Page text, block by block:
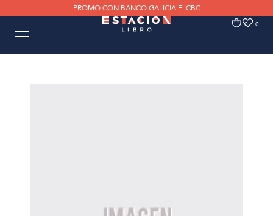
PROMO CON BANCO GALICIA E ICBC
0 0